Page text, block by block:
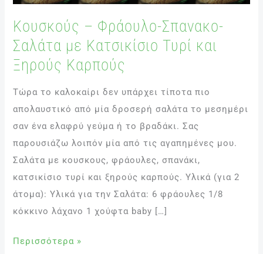
Κουσκούς – Φράουλο-Σπανακο-
Σαλάτα με Κατσικίσιο Τυρί και
Ξηρούς Καρπούς
Τώρα το καλοκαίρι δεν υπάρχει τίποτα πιο
απολαυστικό από μία δροσερή σαλάτα το μεσημέρι
σαν ένα ελαφρύ γεύμα ή το βραδάκι. Σας
παρουσιάζω λοιπόν μία από τις αγαπημένες μου.
Σαλάτα με κουσκους, φράουλες, σπανάκι,
κατσικίσιο τυρί και ξηρούς καρπούς. Υλικά (για 2
άτομα): Υλικά για την Σαλάτα: 6 φράουλες 1/8
κόκκινο λάχανο 1 χούφτα baby […]
Κατσικίσιο
Τυρί
και
Ξηρούς
Καρπούς
Περισσότερα »